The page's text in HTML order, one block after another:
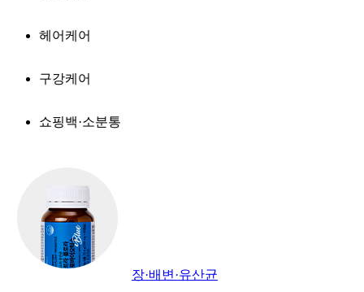
헤어케어
구강케어
쇼핑백·소분통
장·배변·유산균